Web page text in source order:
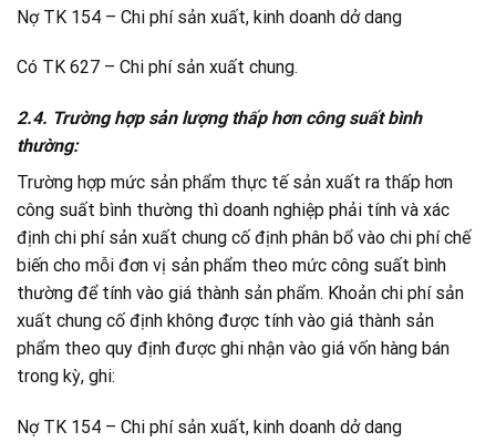
Nợ TK 154 – Chi phí sản xuất, kinh doanh dở dang
Có TK 627 – Chi phí sản xuất chung.
2.4. Trường hợp sản lượng thấp hơn công suất bình
thường:
Trường hợp mức sản phẩm thực tế sản xuất ra thấp hơn
công suất bình thường thì doanh nghiệp phải tính và xác
định chi phí sản xuất chung cố định phân bổ vào chi phí chế
biến cho mỗi đơn vị sản phẩm theo mức công suất bình
thường để tính vào giá thành sản phẩm. Khoản chi phí sản
xuất chung cố định không được tính vào giá thành sản
phẩm theo quy định được ghi nhận vào giá vốn hàng bán
trong kỳ, ghi:
Nợ TK 154 – Chi phí sản xuất, kinh doanh dở dang